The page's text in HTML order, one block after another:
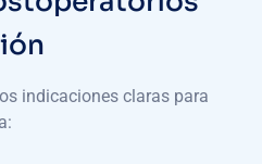
indicaciones claras para